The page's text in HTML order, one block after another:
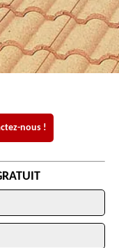
nous !